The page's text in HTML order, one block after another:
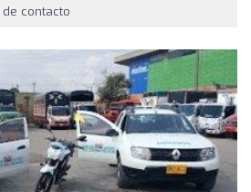
contacto